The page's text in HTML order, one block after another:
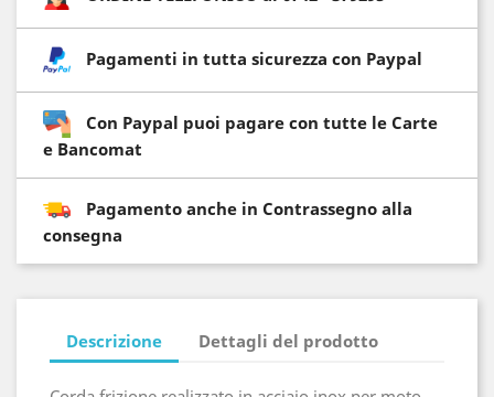
Pagamenti in tutta sicurezza con Paypal
Con Paypal puoi pagare con tutte le Carte
e Bancomat
Pagamento anche in Contrassegno alla
consegna
Descrizione Dettagli del prodotto